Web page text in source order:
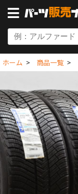
ホーム 商品一覧